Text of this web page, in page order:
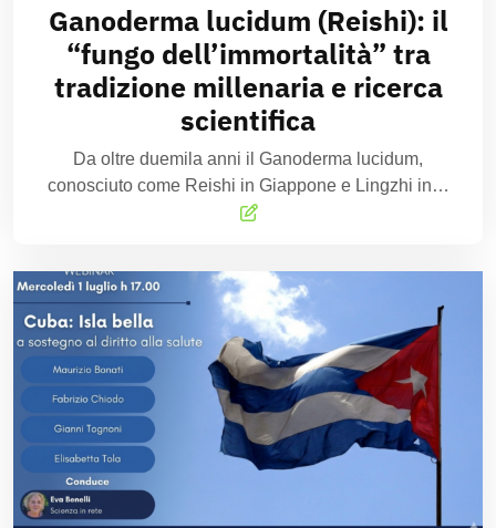
Ganoderma lucidum (Reishi): il
“fungo dell’immortalità” tra
tradizione millenaria e ricerca
scientifica
Da oltre duemila anni il Ganoderma lucidum,
conosciuto come Reishi in Giappone e Lingzhi in…